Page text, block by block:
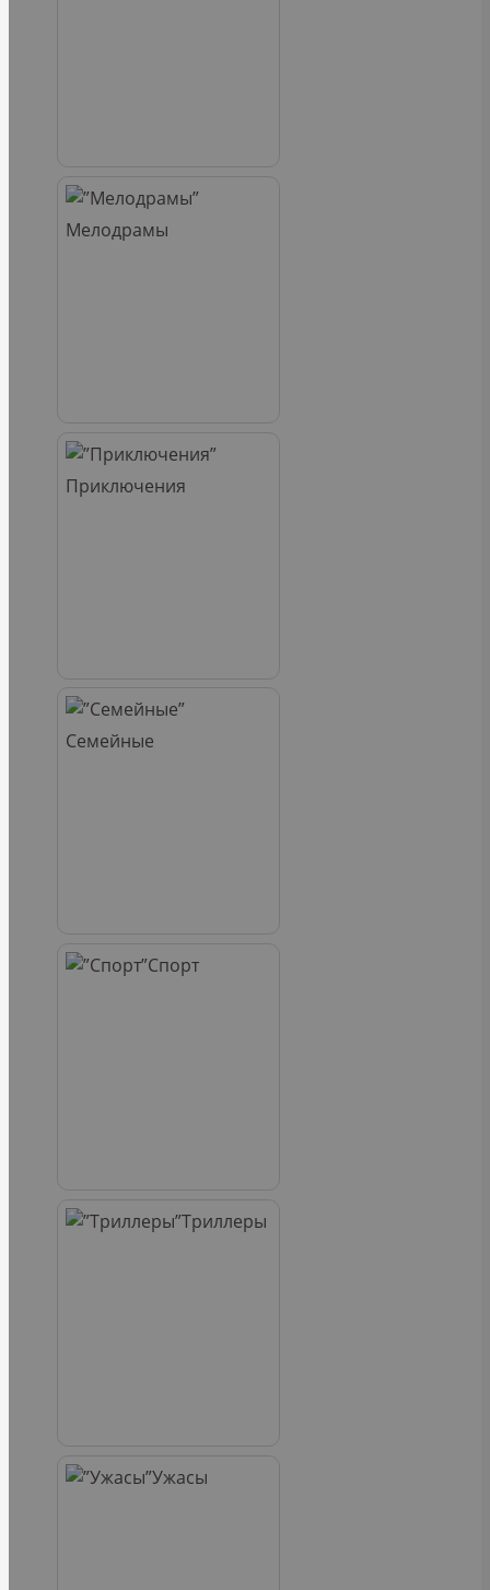
Мелодрамы
Приключения
Семейные
Спорт
Триллеры
Ужасы